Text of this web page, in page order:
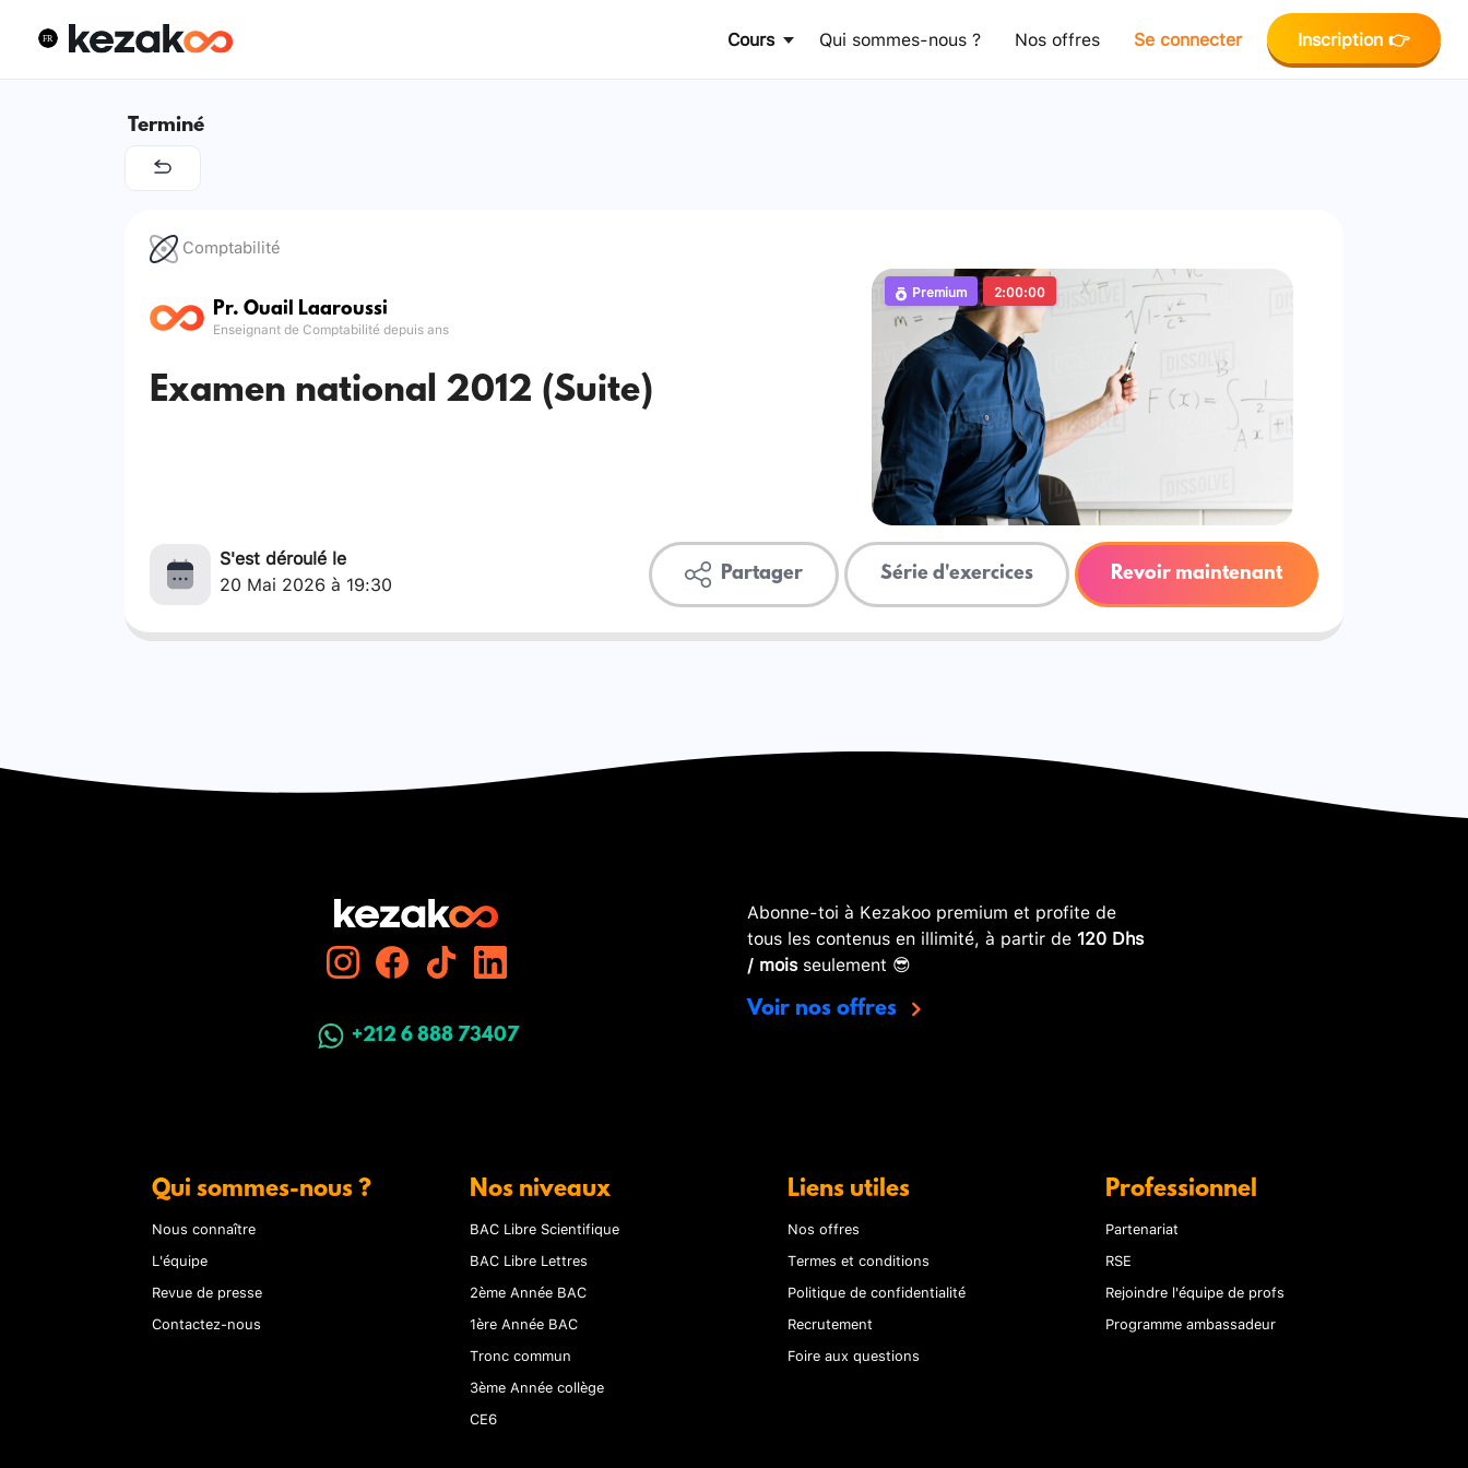
Cours Qui sommes-nous ? Nos offres Se connecter Inscription 👉
Terminé
Comptabilité
Pr. Ouail Laaroussi
Enseignant de Comptabilité depuis ans
Examen national 2012 (Suite)
Premium 2:00:00
S'est déroulé le
20 Mai 2026 à 19:30
Partager Série d'exercices Revoir maintenant
+212 6 888 73407
Abonne-toi à Kezakoo premium et profite de
tous les contenus en illimité, à partir de 120 Dhs
/ moisseulement 😎
Voir nos offres
Qui sommes-nous ?
Nous connaître
L'équipe
Revue de presse
Contactez-nous
Nos niveaux
BAC Libre Scientifique
BAC Libre Lettres
2ème Année BAC
1ère Année BAC
Tronc commun
3ème Année collège
CE6
Liens utiles
Nos offres
Termes et conditions
Politique de confidentialité
Recrutement
Foire aux questions
Professionnel
Partenariat
RSE
Rejoindre l'équipe de profs
Programme ambassadeur